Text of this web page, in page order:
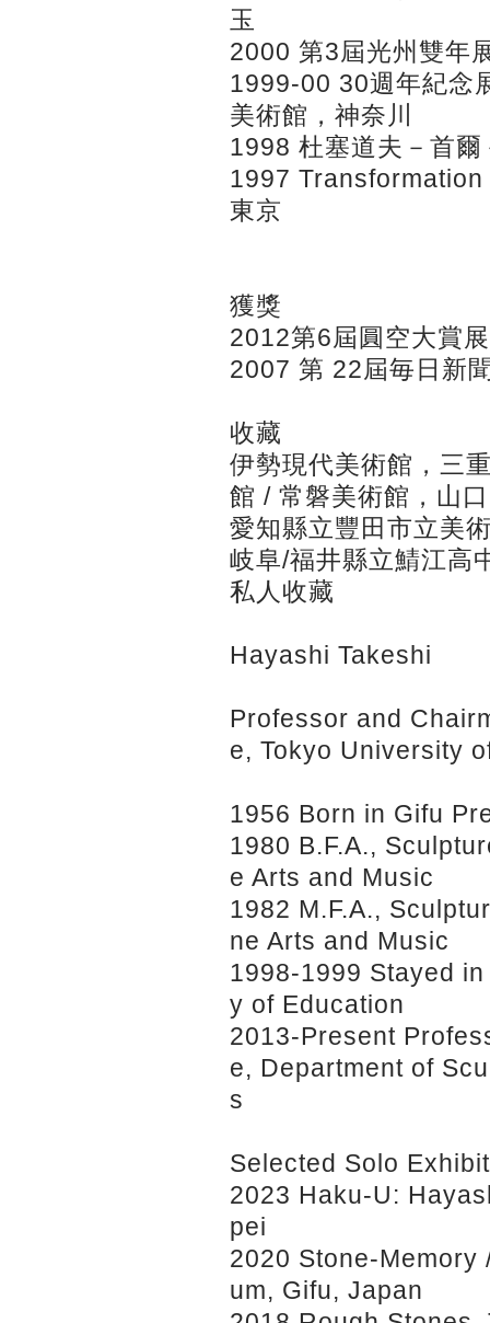
玉
2000 第3屆光州雙年
1999-00 30週年紀念
美術館，神奈川
1998 杜塞道夫－首
1997 Transformation
東京
獲獎
2012第6屆圓空大賞
2007 第 22屆毎日新
收藏
伊勢現代美術館，三
館 / 常磐美術館，山
愛知縣立豐田市立美
岐阜/福井縣立鯖江高
私人收藏
Hayashi Takeshi
Professor and
e, Tokyo University
1956 Born in Gifu
1980 B.F.A.,
e Arts and Music
1982 M.F.A.,
ne Arts and Music
1998-1999 Stayed
y of Education
2013-Present
e, Department of
s
Selected Solo
2023 Haku-U:
pei
2020 Stone-Memory
um, Gifu, Japan